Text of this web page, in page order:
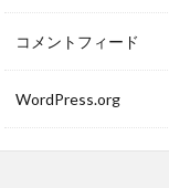
コメントフィード
WordPress.org